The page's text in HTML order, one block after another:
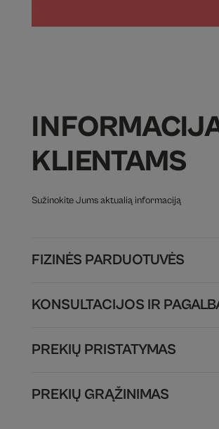
KLIENTAMS
Sužinokite Jums aktualią informaciją
FIZINĖS PARDUOTUVĖS
KONSULTACIJOS IR
PREKIŲ PRISTATYMAS
PREKIŲ GRĄŽINIMAS